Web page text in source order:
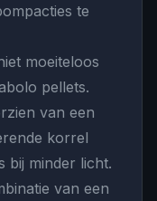
te
moeiteloos
pellets.
van een
korrel
bij minder licht.
van een